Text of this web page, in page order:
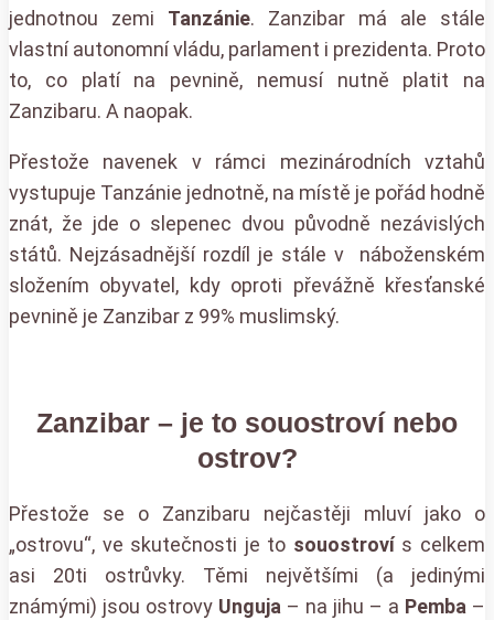
jednotnou zemi Tanzánie. Zanzibar má ale stále
vlastní autonomní vládu, parlament i prezidenta. Proto
to, co platí na pevnině, nemusí nutně platit na
Zanzibaru. A naopak.
Přestože navenek v rámci mezinárodních vztahů
vystupuje Tanzánie jednotně, na místě je pořád hodně
znát, že jde o slepenec dvou původně nezávislých
států. Nejzásadnější rozdíl je stále v náboženském
složením obyvatel, kdy oproti převážně křesťanské
pevnině je Zanzibar z 99% muslimský.
Zanzibar – je to souostroví nebo
ostrov?
Přestože se o Zanzibaru nejčastěji mluví jako o
„ostrovu“, ve skutečnosti je to souostrovís celkem
asi 20ti ostrůvky. Těmi největšími (a jedinými
známými) jsou ostrovy Unguja – na jihu – a Pemba –